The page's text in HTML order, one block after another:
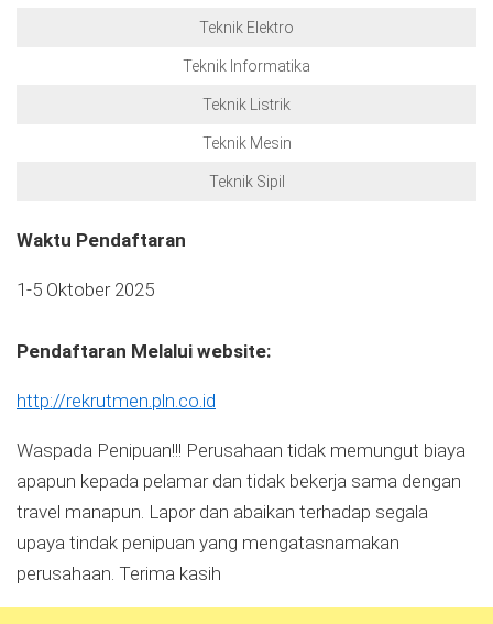
Teknik Elektro
Teknik Informatika
Teknik Listrik
Teknik Mesin
Teknik Sipil
Waktu Pendaftaran
1-5 Oktober 2025
Pendaftaran Melalui website:
http://rekrutmen.pln.co.id
Waspada Penipuan!!! Perusahaan tidak memungut biaya
apapun kepada pelamar dan tidak bekerja sama dengan
travel manapun. Lapor dan abaikan terhadap segala
upaya tindak penipuan yang mengatasnamakan
perusahaan. Terima kasih